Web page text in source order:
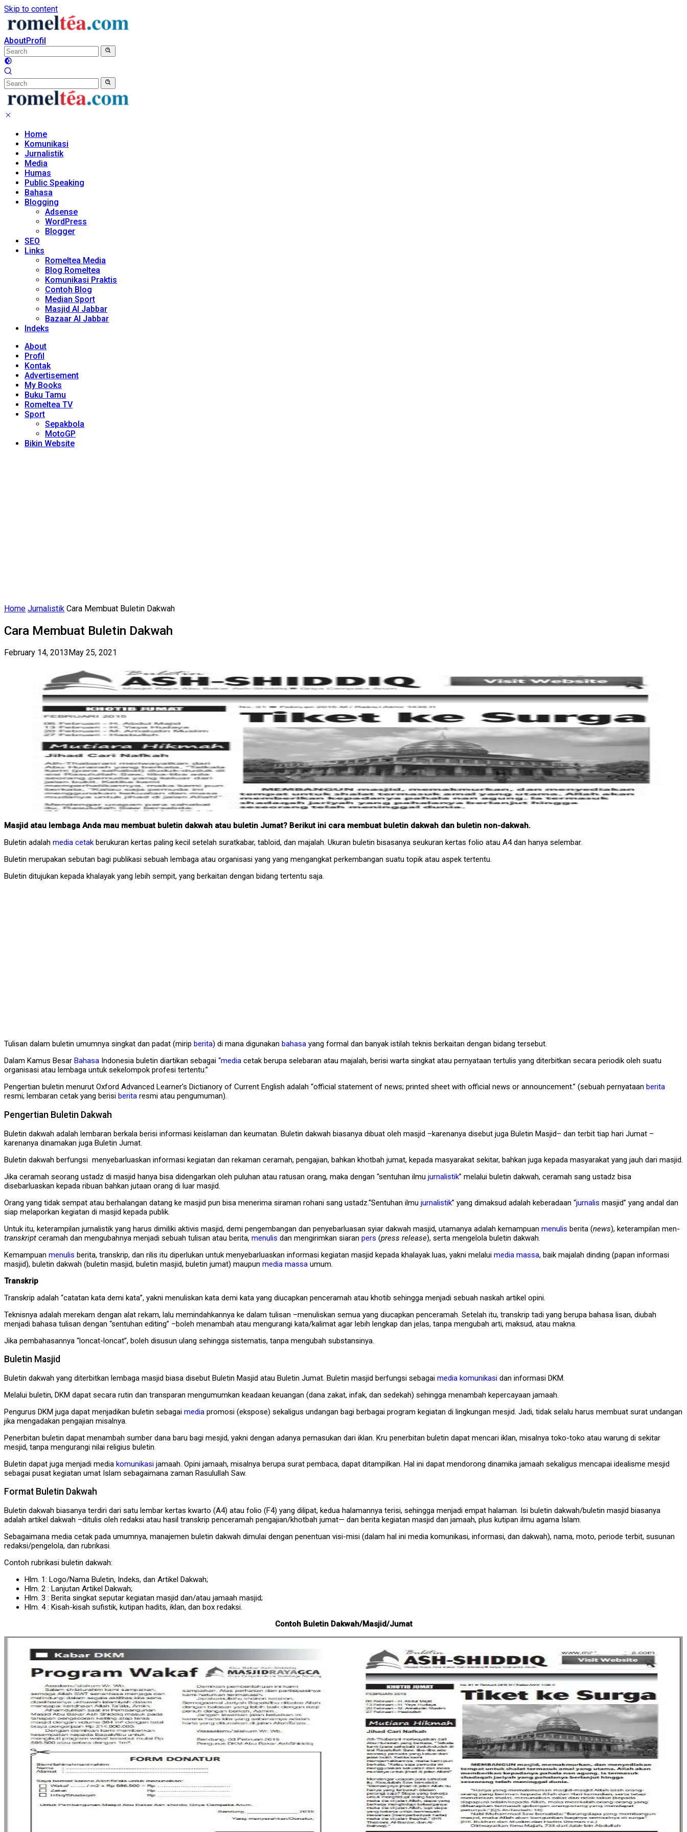
Skip to content
AboutProfil
Home
Komunikasi
Jurnalistik
Media
Humas
Public Speaking
Bahasa
Blogging
Adsense
WordPress
Blogger
SEO
Links
Romeltea Media
Blog Romeltea
Komunikasi Praktis
Contoh Blog
Median Sport
Masjid Al Jabbar
Bazaar Al Jabbar
Indeks
About
Profil
Kontak
Advertisement
My Books
Buku Tamu
Romeltea TV
Sport
Sepakbola
MotoGP
Bikin Website
Home Jurnalistik Cara Membuat Buletin Dakwah
Cara Membuat Buletin Dakwah
February 14, 2013 May 25, 2021
Masjid atau lembaga Anda mau membuat buletin dakwah atau buletin Jumat? Berikut ini cara membuat buletin dakwah dan buletin non-dakwah.
Buletin adalah media cetak berukuran kertas paling kecil setelah suratkabar, tabloid, dan majalah. Ukuran buletin bisasanya seukuran kertas folio atau A4 dan hanya selembar.
Buletin merupakan sebutan bagi publikasi sebuah lembaga atau organisasi yang yang mengangkat perkembangan suatu topik atau aspek tertentu.
Buletin ditujukan kepada khalayak yang lebih sempit, yang berkaitan dengan bidang tertentu saja.
Tulisan dalam buletin umumnya singkat dan padat (mirip berita) di mana digunakan bahasa yang formal dan banyak istilah teknis berkaitan dengan bidang tersebut.
Dalam Kamus Besar Bahasa Indonesia buletin diartikan sebagai “media cetak berupa selebaran atau majalah, berisi warta singkat atau pernyataan tertulis yang diterbitkan secara periodik oleh suatu
organisasi atau lembaga untuk sekelompok profesi tertentu.”
Pengertian buletin menurut Oxford Advanced Learner’s Dictianory of Current English adalah “official statement of news; printed sheet with official news or announcement.” (sebuah pernyataan berita
resmi; lembaran cetak yang berisi berita resmi atau pengumuman).
Pengertian Buletin Dakwah
Buletin dakwah adalah lembaran berkala berisi informasi keislaman dan keumatan. Buletin dakwah biasanya dibuat oleh masjid –karenanya disebut juga Buletin Masjid– dan terbit tiap hari Jumat –
karenanya dinamakan juga Buletin Jumat.
Buletin dakwah berfungsi menyebarluaskan informasi kegiatan dan rekaman ceramah, pengajian, bahkan khotbah jumat, kepada masyarakat sekitar, bahkan juga kepada masyarakat yang jauh dari masjid.
Jika ceramah seorang ustadz di masjid hanya bisa didengarkan oleh puluhan atau ratusan orang, maka dengan “sentuhan ilmu jurnalistik” melalui buletin dakwah, ceramah sang ustadz bisa
disebarluaskan kepada ribuan bahkan jutaan orang di luar masjid.
Orang yang tidak sempat atau berhalangan datang ke masjid pun bisa menerima siraman rohani sang ustadz.“Sentuhan ilmu jurnalistik” yang dimaksud adalah keberadaan “jurnalis masjid” yang andal dan
siap melaporkan kegiatan di masjid kepada publik.
Untuk itu, keterampilan jurnalistik yang harus dimiliki aktivis masjid, demi pengembangan dan penyebarluasan syiar dakwah masjid, utamanya adalah kemampuan menulis berita (news), keterampilan men-
transkript ceramah dan mengubahnya menjadi sebuah tulisan atau berita, menulis dan mengirimkan siaran pers (press release), serta mengelola buletin dakwah.
Kemampuan menulis berita, transkrip, dan rilis itu diperlukan untuk menyebarluaskan informasi kegiatan masjid kepada khalayak luas, yakni melalui media massa, baik majalah dinding (papan informasi
masjid), buletin dakwah (buletin masjid, buletin masjid, buletin jumat) maupun media massa umum.
Transkrip
Transkrip adalah “catatan kata demi kata”, yakni menuliskan kata demi kata yang diucapkan penceramah atau khotib sehingga menjadi sebuah naskah artikel opini.
Teknisnya adalah merekam dengan alat rekam, lalu memindahkannya ke dalam tulisan –menuliskan semua yang diucapkan penceramah. Setelah itu, transkrip tadi yang berupa bahasa lisan, diubah
menjadi bahasa tulisan dengan “sentuhan editing” –boleh menambah atau mengurangi kata/kalimat agar lebih lengkap dan jelas, tanpa mengubah arti, maksud, atau makna.
Jika pembahasannya “loncat-loncat”, boleh disusun ulang sehingga sistematis, tanpa mengubah substansinya.
Buletin Masjid
Buletin dakwah yang diterbitkan lembaga masjid biasa disebut Buletin Masjid atau Buletin Jumat. Buletin masjid berfungsi sebagai media komunikasi dan informasi DKM.
Melalui buletin, DKM dapat secara rutin dan transparan mengumumkan keadaan keuangan (dana zakat, infak, dan sedekah) sehingga menambah kepercayaan jamaah.
Pengurus DKM juga dapat menjadikan buletin sebagai media promosi (ekspose) sekaligus undangan bagi berbagai program kegiatan di lingkungan mesjid. Jadi, tidak selalu harus membuat surat undangan
jika mengadakan pengajian misalnya.
Penerbitan buletin dapat menambah sumber dana baru bagi mesjid, yakni dengan adanya pemasukan dari iklan. Kru penerbitan buletin dapat mencari iklan, misalnya toko-toko atau warung di sekitar
mesjid, tanpa mengurangi nilai religius buletin.
Buletin dapat juga menjadi media komunikasi jamaah. Opini jamaah, misalnya berupa surat pembaca, dapat ditampilkan. Hal ini dapat mendorong dinamika jamaah sekaligus mencapai idealisme mesjid
sebagai pusat kegiatan umat Islam sebagaimana zaman Rasulullah Saw.
Format Buletin Dakwah
Buletin dakwah biasanya terdiri dari satu lembar kertas kwarto (A4) atau folio (F4) yang dilipat, kedua halamannya terisi, sehingga menjadi empat halaman. Isi buletin dakwah/buletin masjid biasanya
adalah artikel dakwah –ditulis oleh redaksi atau hasil transkrip penceramah pengajian/khotbah jumat— dan berita kegiatan masjid dan jamaah, plus kutipan ilmu agama Islam.
Sebagaimana media cetak pada umumnya, manajemen buletin dakwah dimulai dengan penentuan visi-misi (dalam hal ini media komunikasi, informasi, dan dakwah), nama, moto, periode terbit, susunan
redaksi/pengelola, dan rubrikasi.
Contoh rubrikasi buletin dakwah:
Hlm. 1: Logo/Nama Buletin, Indeks, dan Artikel Dakwah;
Hlm. 2 : Lanjutan Artikel Dakwah;
Hlm. 3 : Berita singkat seputar kegiatan masjid dan/atau jamaah masjid;
Hlm. 4 : Kisah-kisah sufistik, kutipan hadits, iklan, dan box redaksi.
Contoh Buletin Dakwah/Masjid/Jumat